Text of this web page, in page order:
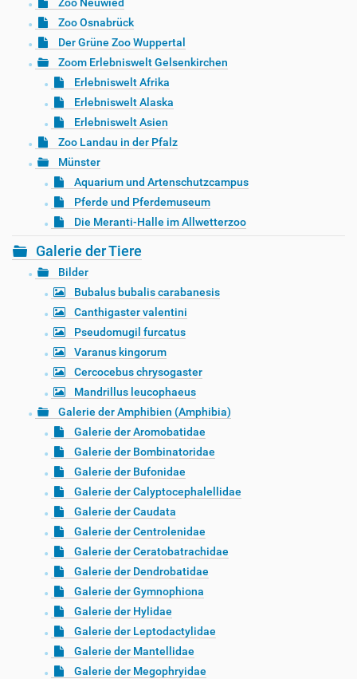
Zoo Neuwied
Zoo Osnabrück
Der Grüne Zoo Wuppertal
Zoom Erlebniswelt Gelsenkirchen
Erlebniswelt Afrika
Erlebniswelt Alaska
Erlebniswelt Asien
Zoo Landau in der Pfalz
Münster
Aquarium und Artenschutzcampus
Pferde und Pferdemuseum
Die Meranti-Halle im Allwetterzoo
Galerie der Tiere
Bilder
Bubalus bubalis carabanesis
Canthigaster valentini
Pseudomugil furcatus
Varanus kingorum
Cercocebus chrysogaster
Mandrillus leucophaeus
Galerie der Amphibien (Amphibia)
Galerie der Aromobatidae
Galerie der Bombinatoridae
Galerie der Bufonidae
Galerie der Calyptocephalellidae
Galerie der Caudata
Galerie der Centrolenidae
Galerie der Ceratobatrachidae
Galerie der Dendrobatidae
Galerie der Gymnophiona
Galerie der Hylidae
Galerie der Leptodactylidae
Galerie der Mantellidae
Galerie der Megophryidae